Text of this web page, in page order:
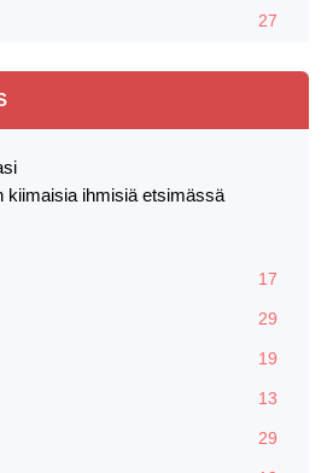
27
kiimaisia ihmisiä etsimässä
17
29
19
13
29